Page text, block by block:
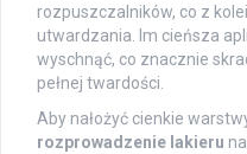
rozpuszczalników, co z
utwardzania. Im cieńsza
wyschnąć, co znacznie
pełnej twardości.
Aby nałożyć cienkie
rozprowadzenie lakieru